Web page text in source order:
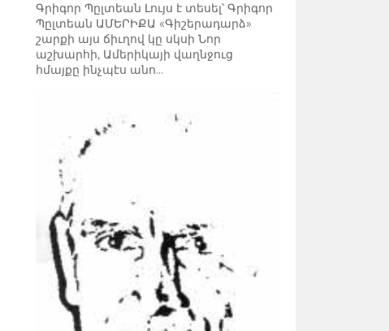
Գրիգոր Պըլտեան Լույս է տեսել՝ Գրիգոր
Պըլտեան ԱՄԵՐԻՔԱ «Գիշերադարձ»
շարքի այս ճիւղով կը սկսի Նոր
աշխարհի, Ամերիկայի վաղնջուց
հմայքը ինչպէս անո...